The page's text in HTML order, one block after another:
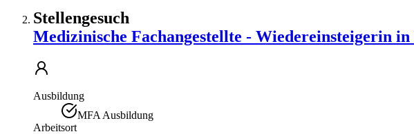
Stellengesuch
Medizinische Fachangestellte - Wiedereinsteigerin in
Ausbildung
MFA Ausbildung
Arbeitsort